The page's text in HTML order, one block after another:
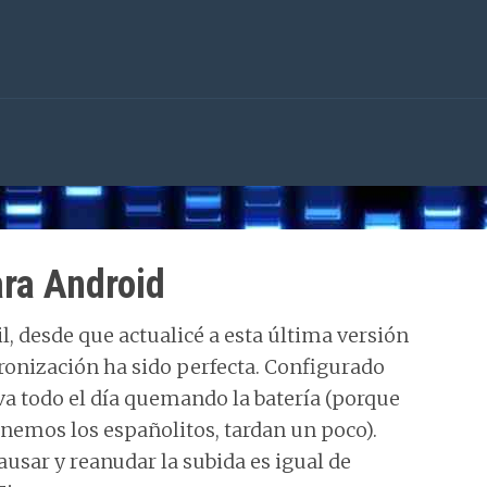
Android
desde que actualicé a esta última versión
ha sido perfecta. Configurado
todo el día quemando la batería (porque
los españolitos, tardan un poco).
y reanudar la subida es igual de